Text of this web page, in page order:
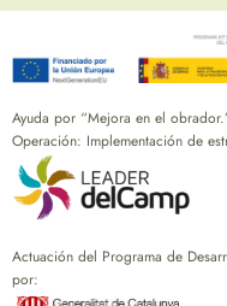
Ayuda por “Mejora en el
Operación: Implementación de
Actuación del Programa de
por: